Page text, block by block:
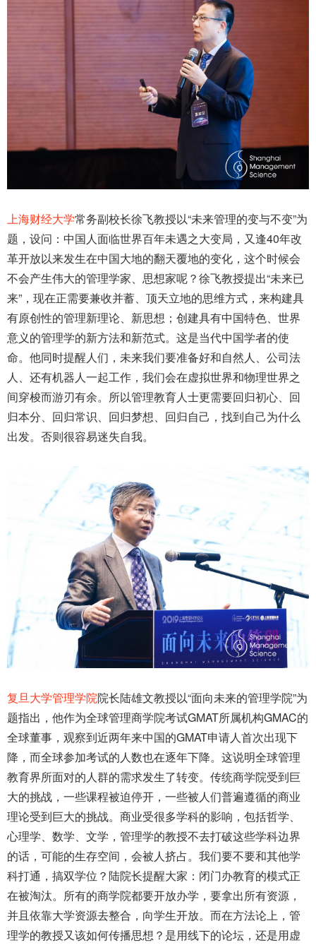
上海财经大学常务副校长徐飞教授以“未来管理的变与不变”为
题，设问：中国人面临世界百年未遇之大变局，又逢40年改
革开放以来发生在中国大地的翻天覆地的变化，这个时候会
不会产生伟大的管理学家、思想家呢？徐飞教授提出“未来已
来”，现在正需要兼收并蓄、顶天立地的思维方式，来构建具
有原创性的管理新理论、新思想；创建具有中国特色、世界
意义的管理学的新方法和新范式。这是当代中国学者的使
命。他同时提醒人们，未来我们要准备好和自然人、公司法
人、还有机器人一起工作，我们会在虚拟世界和物理世界之
间穿梭而游刃有余。所以管理教育人士更需要回归初心、回
归本分、回归常识、回归梦想、回归自己，找到自己为什么
出发。否则很容易迷失自我。
复旦大学管理学院院长陆雄文教授以“面向未来的管理学院”为
题指出，他作为全球管理商学院考试GMAT所属机构GMAC的
全球董事，观察到近两年来中国的GMAT申请人首次出现下
降，而全球参加考试的人数也在逐年下降。这说明全球管理
教育界所面对的人群的需求发生了转变。传统商学院受到巨
大的挑战，一些课程被迫停开，一些被人们普遍遵循的商业
理论受到巨大的挑战。商业受很多学科的影响，包括哲学、
心理学、数学、文学，管理学的教授不去打破这些学科边界
的话，可能的生存空间，会被人挤占。我们要不要和其他学
科打通，搞双学位？陆院长提醒大家：闭门办教育的模式正
在被淘汰。所有的商学院都要开放办学，要拿出所有资源，
并且依靠大学资源去整合，向学生开放。而在方法论上，管
理学的教授又该如何传播思想？是用线下的论坛，还是用虚